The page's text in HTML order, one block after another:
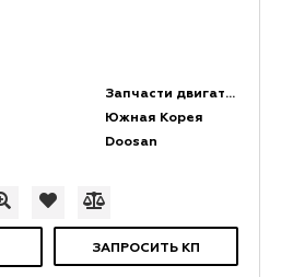
Запчасти двигателей
Южная Корея
Doosan
ЗАПРОСИТЬ КП